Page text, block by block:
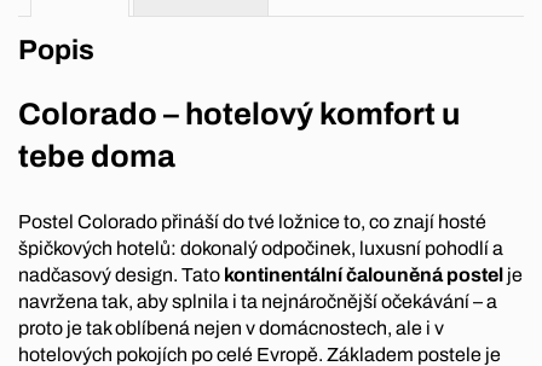
Popis
Colorado – hotelový komfort u
tebe doma
Postel Colorado přináší do tvé ložnice to, co znají hosté
špičkových hotelů: dokonalý odpočinek, luxusní pohodlí a
nadčasový design. Tato kontinentální čalouněná postel je
navržena tak, aby splnila i ta nejnáročnější očekávání – a
proto je tak oblíbená nejen v domácnostech, ale i v
hotelových pokojích po celé Evropě. Základem postele je